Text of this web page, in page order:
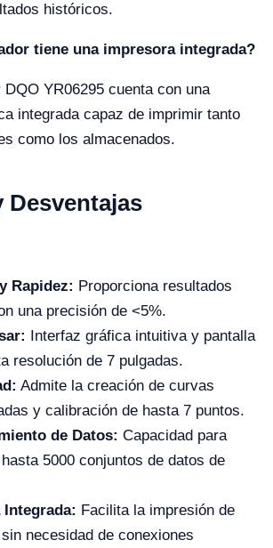
históricos.
tiene una impresora integrada?
YR06295 cuenta con una
integrada capaz de imprimir tanto
como los almacenados.
Desventajas
Rapidez: Proporciona resultados
una precisión de <5%.
Interfaz gráfica intuitiva y pantalla
resolución de 7 pulgadas.
Admite la creación de curvas
y calibración de hasta 7 puntos.
de Datos: Capacidad para
5000 conjuntos de datos de
Facilita la impresión de
necesidad de conexiones